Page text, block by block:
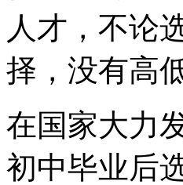
人才，不论
择，没有高
在国家大力
初中毕业后